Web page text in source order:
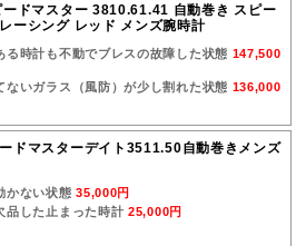
ードマスター 3810.61.41 自動巻き スピー
ーシング レッド メンズ腕時計
る時計も不動でブレスの故障した状態 147,500
ないガラス（風防）が少し割れた状態 136,000
ドマスターデイト3511.50自動巻きメンズ
かない状態35,000円
品した止まった時計25,000円